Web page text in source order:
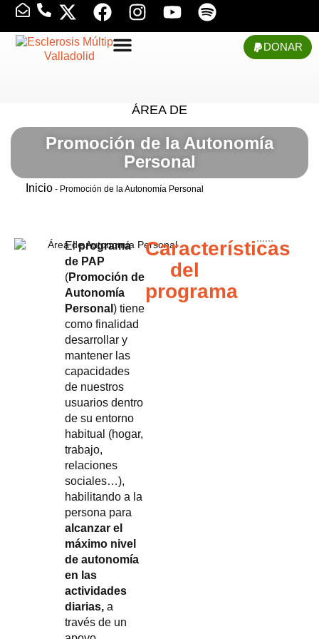
DONAR
ÁREA DE
Promoción de la Autonomía
Personal
Inicio- Promoción de la Autonomía Personal
Elprograma
de PAP
(Promoción de
Autonomía
Personal) tiene
como finalidad
desarrollar y
mantener las
capacidades
de nuestros
usuarios dentro
de su entorno
habitual (hogar,
trabajo,
relaciones
sociales…),
habilitando a la
persona para
alcanzar el
máximo nivel
de autonomía
en las
actividades
diarias, a
través de un
Características
del
programa